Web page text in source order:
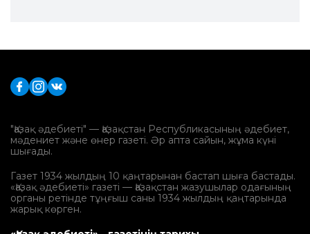
"Қазақ әдебиеті" — Қазақстан Республикасының әдебиет,
мәдениет және өнер газеті. Әр апта сайын, жұма күні
шығады.
Газет 1934 жылдың 10 қаңтарынан бастап шыға бастады.
«Қазақ әдебиеті» газеті — Қазақстан жазушылар одағының
органы ретінде тұңғыш саны 1934 жылдың қаңтарында
жарық көрген.